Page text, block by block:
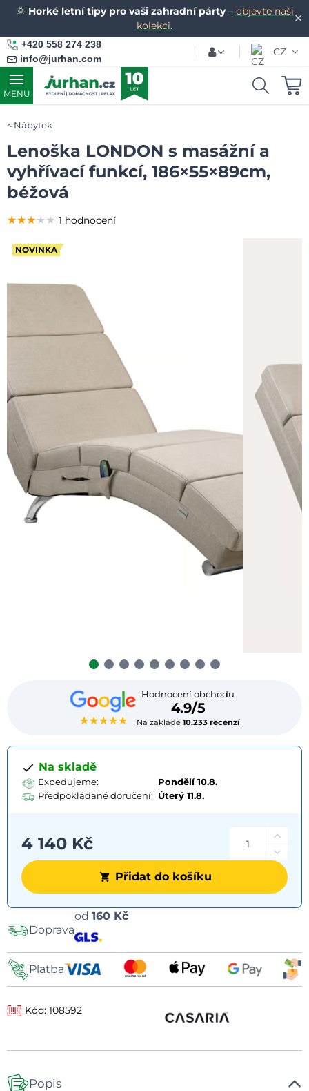
✕
🌞 Horké letní tipy pro vaši zahradní párty– objevte naši
kolekci.
+420 558 274 238
info@jurhan.com
CZ
MENU
Nábytek
Lenoška LONDON s masážní a
vyhřívací funkcí, 186×55×89cm,
béžová
NOVINKA
★★★★★
Hodnocení obchodu
4.9/5
Na základě10.233 recenzí
★★★★★
★★★★★
★★★★★ 1 hodnocení
Na skladě
Expedujeme:
Pondělí 10.8.
Předpokládané doručení: Úterý 11.8.
4 140 Kč
Přidat do košíku
Doprava
od 160 Kč
Platba
Kód: 108592
Popis